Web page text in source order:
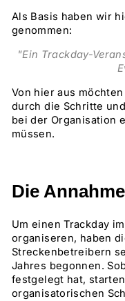
Als Basis haben wir
genommen:
"Ein Trackday-
Von hier aus
durch die Schritte
bei der Organisation
müssen.
Die
Um einen Trackday
organiseren, haben
Streckenbetreibern
Jahres begonnen.
festgelegt hat,
organisatorischen